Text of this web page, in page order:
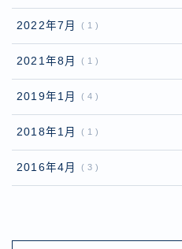
2022年7月 1
2021年8月 1
2019年1月 4
2018年1月 1
2016年4月 3